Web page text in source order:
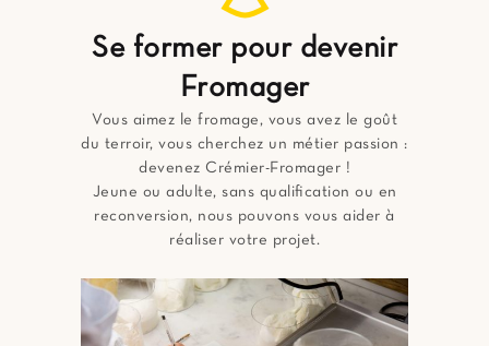
Se former pour devenir
Fromager
Vous aimez le fromage, vous avez le goût
du terroir, vous cherchez un métier passion :
devenez Crémier-Fromager !
Jeune ou adulte, sans qualiﬁcation ou en
reconversion, nous pouvons vous aider à
réaliser votre projet.